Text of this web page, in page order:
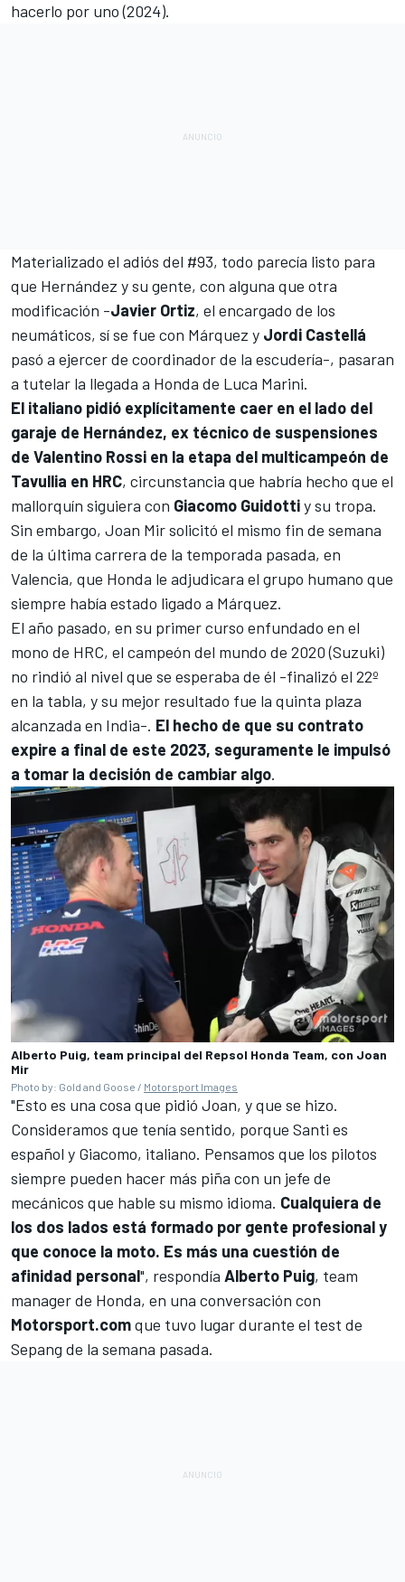
hacerlo por uno (2024).
Materializado el adiós del #93, todo parecía listo para
que Hernández y su gente, con alguna que otra
modificación -Javier Ortiz, el encargado de los
neumáticos, sí se fue con Márquez y Jordi Castellá
pasó a ejercer de coordinador de la escudería-, pasaran
a tutelar la llegada a Honda de Luca Marini.
El italiano pidió explícitamente caer en el lado del
garaje de Hernández, ex técnico de suspensiones
de Valentino Rossi en la etapa del multicampeón de
Tavullia en HRC, circunstancia que habría hecho que el
mallorquín siguiera con Giacomo Guidottiy su tropa.
Sin embargo, Joan Mir solicitó el mismo fin de semana
de la última carrera de la temporada pasada, en
Valencia, que Honda le adjudicara el grupo humano que
siempre había estado ligado a Márquez.
El año pasado, en su primer curso enfundado en el
mono de HRC, el campeón del mundo de 2020 (Suzuki)
no rindió al nivel que se esperaba de él -finalizó el 22º
en la tabla, y su mejor resultado fue la quinta plaza
alcanzada en India-. El hecho de que su contrato
expire a final de este 2023, seguramente le impulsó
a tomar la decisión de cambiar algo.
Alberto Puig, team principal del Repsol Honda Team, con Joan
Mir
Photo by: Gold and Goose / Motorsport Images
"Esto es una cosa que pidió Joan, y que se hizo.
Consideramos que tenía sentido, porque Santi es
español y Giacomo, italiano. Pensamos que los pilotos
siempre pueden hacer más piña con un jefe de
mecánicos que hable su mismo idioma. Cualquiera de
los dos lados está formado por gente profesional y
que conoce la moto. Es más una cuestión de
afinidad personal", respondía Alberto Puig, team
manager de Honda, en una conversación con
Motorsport.comque tuvo lugar durante el test de
Sepang de la semana pasada.